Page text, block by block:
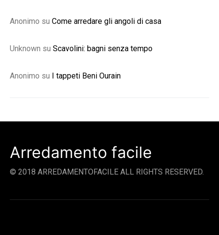
Anonimo su Come arredare gli angoli di casa
Unknown su Scavolini: bagni senza tempo
Anonimo su I tappeti Beni Ourain
Arredamento facile
© 2018 ARREDAMENTOFACILE ALL RIGHTS RESERVED.